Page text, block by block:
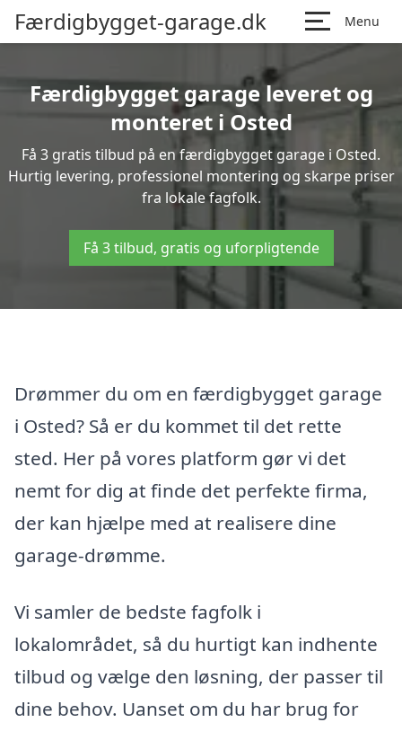
Færdigbygget-garage.dk Menu
Færdigbygget garage leveret og
monteret i Osted
Få 3 gratis tilbud på en færdigbygget garage i Osted.
Hurtig levering, professionel montering og skarpe priser
fra lokale fagfolk.
Få 3 tilbud, gratis og uforpligtende
Drømmer du om en færdigbygget garage
i Osted? Så er du kommet til det rette
sted. Her på vores platform gør vi det
nemt for dig at finde det perfekte firma,
der kan hjælpe med at realisere dine
garage-drømme.
Vi samler de bedste fagfolk i
lokalområdet, så du hurtigt kan indhente
tilbud og vælge den løsning, der passer til
dine behov. Uanset om du har brug for